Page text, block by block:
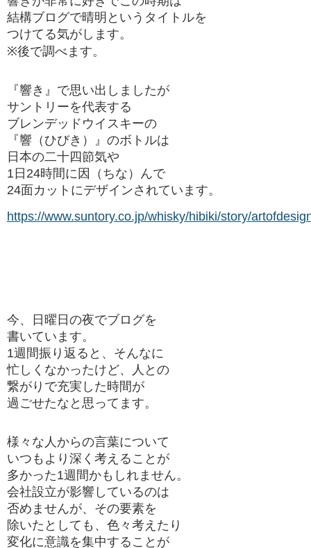
結構ブログで晴明というタイトルを
つけてる気がします。
※後で調べます。
『響き』で思い出しましたが
サントリーを代表する
ブレンデッドウイスキーの
『響（ひびき）』のボトルは
日本の二十四節気や
1日24時間に因（ちな）んで
24面カットにデザインされています。
https://www.suntory.co.jp/whisky/hibiki/story/
今、日曜日の夜でブログを
書いています。
1週間振り返ると、そんなに
忙しくなかったけど、人との
繋がりで充実した時間が
過ごせたなと思ってます。
様々な人からの言葉について
いつもより深く考えることが
多かった1週間かもしれません。
会社設立が影響しているのは
否めませんが、その要素を
除いたとしても、色々考えたり
変化に意識を集中することが